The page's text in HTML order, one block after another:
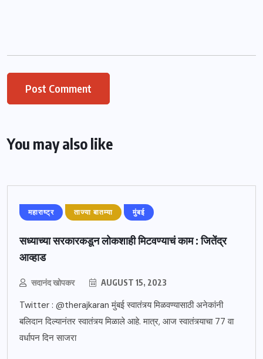
You may also like
महाराष्ट्र ताज्या बातम्या मुंबई
सध्याच्या सरकारकडून लोकशाही मिटवण्याचं काम : जितेंद्र
आव्हाड
सदानंद खोपकर AUGUST 15, 2023
Twitter : @therajkaran मुंबई स्वातंत्र्य मिळवण्यासाठी अनेकांनी
बलिदान दिल्यानंतर स्वातंत्र्य मिळाले आहे. मात्र, आज स्वातंत्र्याचा 77 वा
वर्धापन दिन साजरा